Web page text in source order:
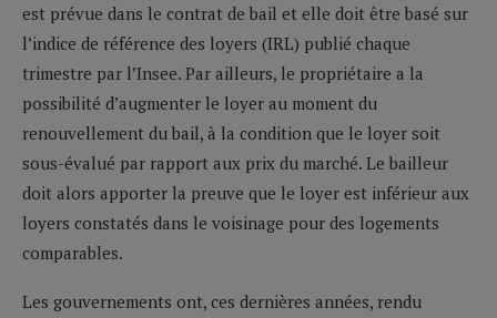
est prévue dans le contrat de bail et elle doit être basé sur
l’indice de référence des loyers (IRL) publié chaque
trimestre par l’Insee. Par ailleurs, le propriétaire a la
possibilité d’augmenter le loyer au moment du
renouvellement du bail, à la condition que le loyer soit
sous-évalué par rapport aux prix du marché. Le bailleur
doit alors apporter la preuve que le loyer est inférieur aux
loyers constatés dans le voisinage pour des logements
comparables.
Les gouvernements ont, ces dernières années, rendu